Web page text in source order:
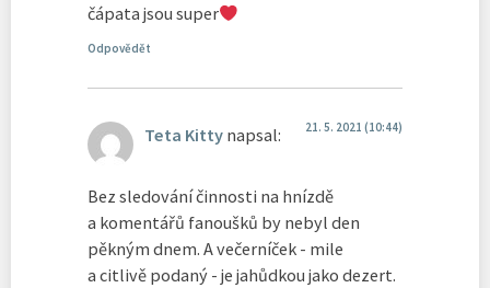
čápata jsou super
Odpovědět
Teta Kitty napsal: 21. 5. 2021 (10:44)
Bez sledování činnosti na hnízdě
a komentářů fanoušků by nebyl den
pěkným dnem. A večerníček - mile
a citlivě podaný - je jahůdkou jako dezert.